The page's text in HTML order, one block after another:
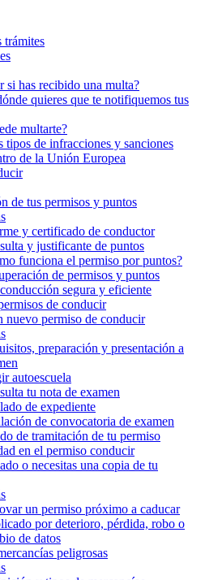
trámites
si has recibido una multa?
quieres que te notifiquemos tus
multarte?
tipos de infracciones y sanciones
de la Unión Europea
de tus permisos y puntos
y certificado de conductor
y justificante de puntos
funciona el permiso por puntos?
de permisos y puntos
segura y eficiente
de conducir
nuevo permiso de conducir
preparación y presentación a
autoescuela
tu nota de examen
de expediente
de convocatoria de examen
de tramitación de tu permiso
en el permiso conducir
o necesitas una copia de tu
un permiso próximo a caducar
por deterioro, pérdida, robo o
de datos
peligrosas